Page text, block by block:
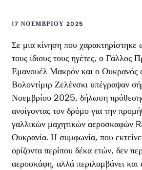
17 ΝΟΕΜΒΡΊΟΥ 2025
Σε μια κίνηση που χαρακτηρίστηκε
τους ίδιους τους ηγέτες, ο Γάλλος
Εμανουέλ Μακρόν και ο Ουκρανός
Βολοντίμιρ Ζελένσκι υπέγραψαν
Νοεμβρίου 2025, δήλωση
ανοίγοντας τον δρόμο για την
γαλλικών μαχητικών αεροσκαφών
Ουκρανία. Η συμφωνία, που
ορίζοντα περίπου δέκα ετών, δεν
αεροσκάφη, αλλά περιλαμβάνει